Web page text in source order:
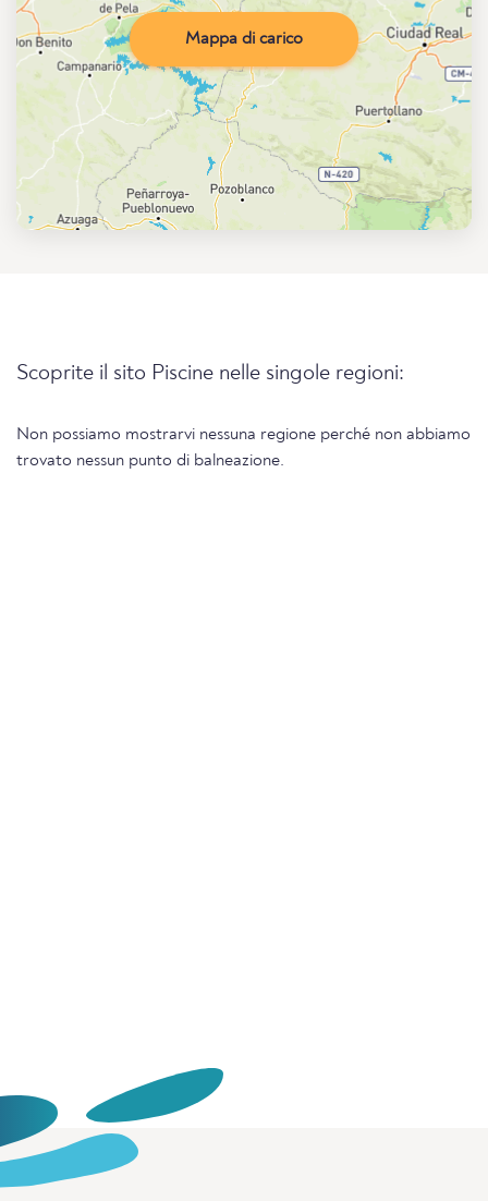
Mappa di carico
Scoprite il sito Piscine nelle singole regioni:
Non possiamo mostrarvi nessuna regione perché non abbiamo
trovato nessun punto di balneazione.